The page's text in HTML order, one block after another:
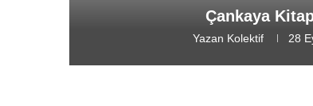
Çankaya
Yazan Kolektif 28